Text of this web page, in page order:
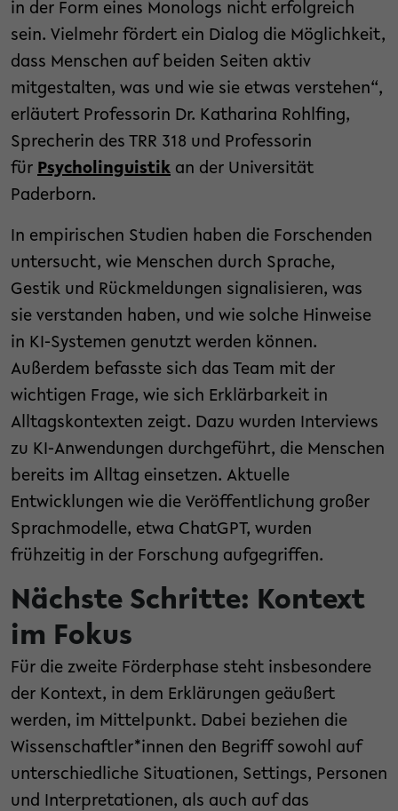
in der Form eines Monologs nicht erfolgreich
sein. Vielmehr fördert ein Dialog die Möglichkeit,
dass Menschen auf beiden Seiten aktiv
mitgestalten, was und wie sie etwas verstehen“,
erläutert Professorin Dr. Katharina Rohlfing,
Sprecherin des TRR 318 und Professorin
für Psycholinguistik an der Universität
Paderborn.
In empirischen Studien haben die Forschenden
untersucht, wie Menschen durch Sprache,
Gestik und Rückmeldungen signalisieren, was
sie verstanden haben, und wie solche Hinweise
in KI-Systemen genutzt werden können.
Außerdem befasste sich das Team mit der
wichtigen Frage, wie sich Erklärbarkeit in
Alltagskontexten zeigt. Dazu wurden Interviews
zu KI-Anwendungen durchgeführt, die Menschen
bereits im Alltag einsetzen. Aktuelle
Entwicklungen wie die Veröffentlichung großer
Sprachmodelle, etwa ChatGPT, wurden
frühzeitig in der Forschung aufgegriffen.
Nächste Schritte: Kontext
im Fokus
Für die zweite Förderphase steht insbesondere
der Kontext, in dem Erklärungen geäußert
werden, im Mittelpunkt. Dabei beziehen die
Wissenschaftler*innen den Begriff sowohl auf
unterschiedliche Situationen, Settings, Personen
und Interpretationen, als auch auf das